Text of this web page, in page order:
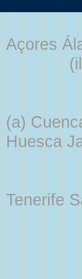
Açores
(a)
Huesca
Tenerife